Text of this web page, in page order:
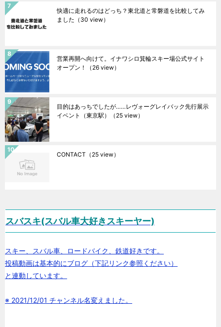
快適に走れるのはどっち？東北道と常磐道を比較してみ
ました （30 view）
営業再開へ向けて。イナワシロ箕輪スキー場公式サイト
オープン！
（26 view）
目的はあっちでしたが……レヴォーグレイバック先行展示
イベント（東京駅）
（25 view）
CONTACT （25 view）
スバスキ(スバル車大好きスキーヤー)
スキー、スバル車、ロードバイク、鉄道好きです。
投稿動画は基本的にブログ（下記リンク参照ください）
と連動しています。
※ 2021/12/01 チャンネル名変えました。